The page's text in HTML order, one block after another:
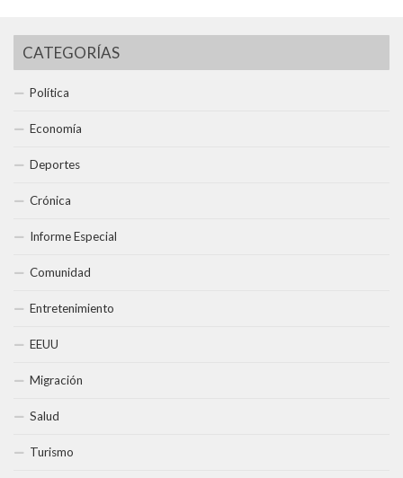
CATEGORÍAS
Política
Economía
Deportes
Crónica
Informe Especial
Comunidad
Entretenimiento
EEUU
Migración
Salud
Turismo